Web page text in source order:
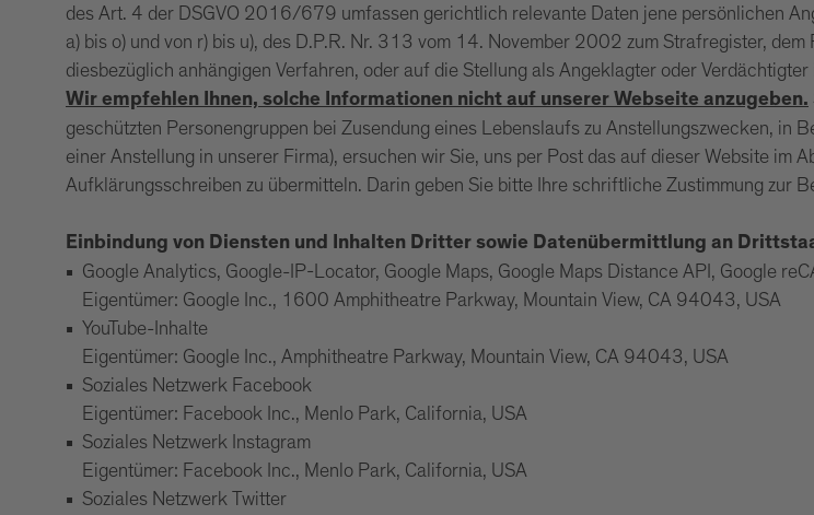
des Art. 4 der DSGVO 2016/679 umfassen gerichtlich relevante Daten jene persönlichen
a) bis o) und von r) bis u), des D.P.R. Nr. 313 vom 14. November 2002 zum Strafregister,
diesbezüglich anhängigen Verfahren, oder auf die Stellung als Angeklagter oder
Wir empfehlen Ihnen, solche Informationen nicht auf unserer Webseite anzugeben.
geschützten Personengruppen bei Zusendung eines Lebenslaufs zu Anstellungszwecken, in
einer Anstellung in unserer Firma), ersuchen wir Sie, uns per Post das auf dieser Website im
Aufklärungsschreiben zu übermitteln. Darin geben Sie bitte Ihre schriftliche Zustimmung zur
Einbindung von Diensten und Inhalten Dritter sowie Datenübermittlung an
Google Analytics, Google-IP-Locator, Google Maps, Google Maps Distance API, Google
Eigentümer: Google Inc., 1600 Amphitheatre Parkway, Mountain View, CA 94043, USA
YouTube-Inhalte
Eigentümer: Google Inc., Amphitheatre Parkway, Mountain View, CA 94043, USA
Soziales Netzwerk Facebook
Eigentümer: Facebook Inc., Menlo Park, California, USA
Soziales Netzwerk Instagram
Eigentümer: Facebook Inc., Menlo Park, California, USA
Soziales Netzwerk Twitter